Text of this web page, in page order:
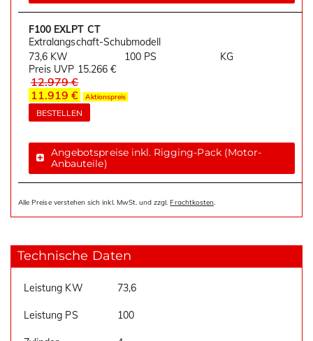
F100 EXLPT CT
Extralangschaft-Schubmodell
73,6 KW
100 PS
KG
Preis UVP 15.266 €
12.979 €
11.919 €
Aktionspreis
BESTELLEN
Angebotspreise inkl. Rigging-Pack (Motor-
Anbauteile)
Alle Preise verstehen sich inkl. MwSt. und zzgl.Frachtkosten.
Technische Daten
Leistung KW 73,6
Leistung PS 100